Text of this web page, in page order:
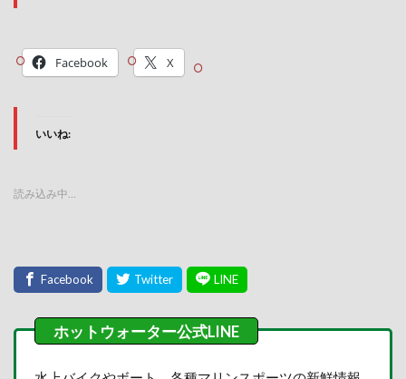
Facebook X
いいね:
読み込み中…